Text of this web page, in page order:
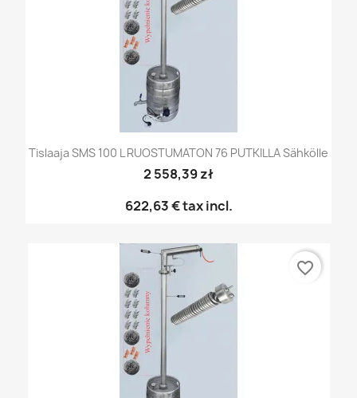
Tislaaja SMS 100 L RUOSTUMATON 76 PUTKILLA Sähkölle
2 558,39 zł
622,63 €tax incl.
favorite_border